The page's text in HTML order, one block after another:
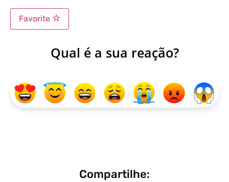
Favorite
Qual é a sua reação?
Compartilhe: